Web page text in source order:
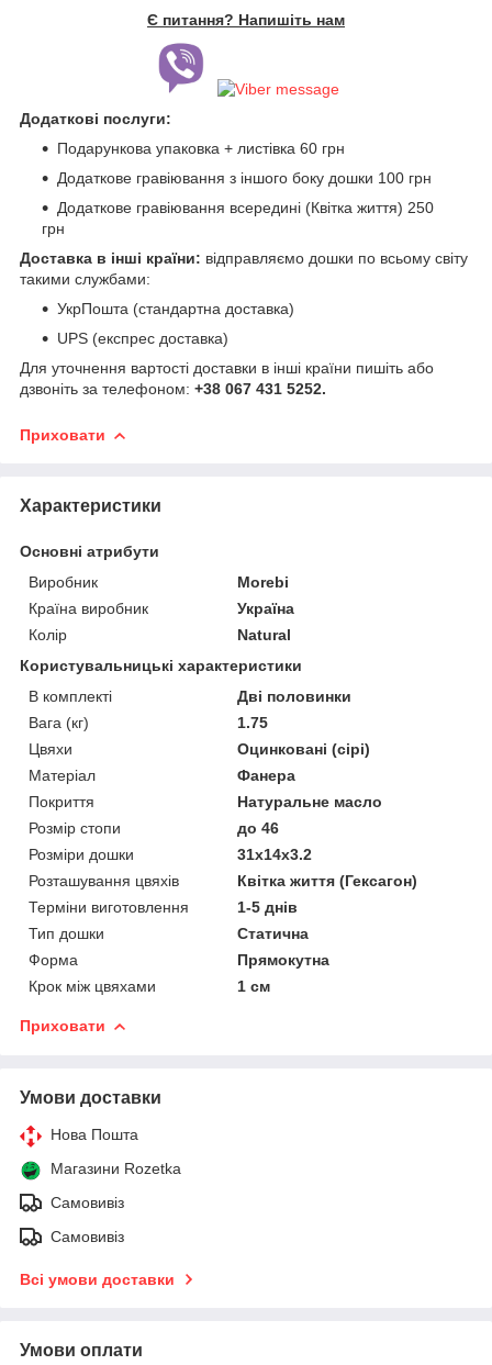
Є питання? Напишіть нам
Додаткові послуги:
Подарункова упаковка + листівка 60 грн
Додаткове гравіювання з іншого боку дошки 100 грн
Додаткове гравіювання всередині (Квітка життя) 250
грн
Доставка в інші країни: відправляємо дошки по всьому світу
такими службами:
УкрПошта (стандартна доставка)
UPS (експрес доставка)
Для уточнення вартості доставки в інші країни пишіть або
дзвоніть за телефоном: +38 067 431 5252.
Приховати
Характеристики
Основні атрибути
Виробник
Morebi
Країна виробник
Україна
Колір
Natural
Користувальницькі характеристики
В комплекті
Дві половинки
Вага (кг)
1.75
Цвяхи
Оцинковані (сірі)
Матеріал
Фанера
Покриття
Натуральне масло
Розмір стопи
до 46
Розміри дошки
31х14х3.2
Розташування цвяхів
Квітка життя (Гексагон)
Терміни виготовлення
1-5 днів
Тип дошки
Статична
Форма
Прямокутна
Крок між цвяхами
1 см
Приховати
Умови доставки
Нова Пошта
Магазини Rozetka
Самовивіз
Самовивіз
Всі умови доставки
Умови оплати